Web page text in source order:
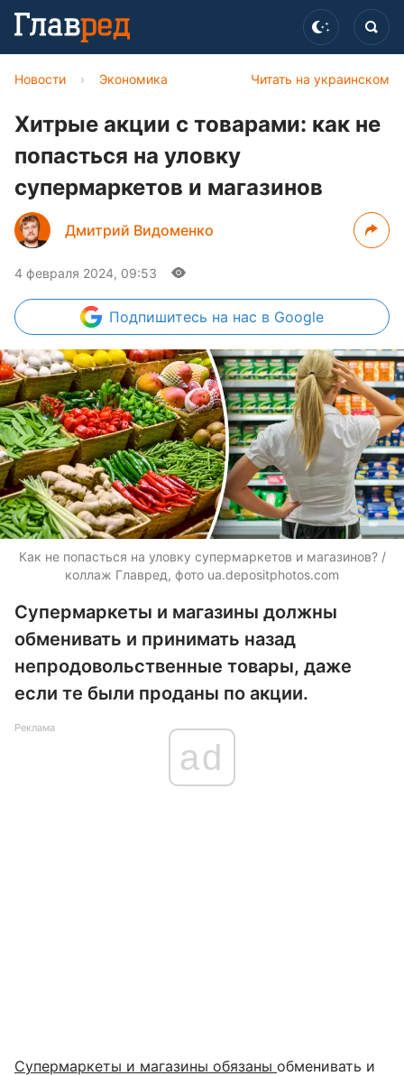
Читать на украинском
Новости › Экономика
Хитрые акции с товарами: как не
попасться на уловку
супермаркетов и магазинов
Дмитрий Видоменко
4 февраля 2024, 09:53
Подпишитесь на нас в Google
Как не попасться на уловку супермаркетов и магазинов? /
коллаж Главред, фото ua.depositphotos.com
Супермаркеты и магазины должны
обменивать и принимать назад
непродовольственные товары, даже
если те были проданы по акции.
Реклама
ad
Супермаркеты и магазины обязаны обменивать и